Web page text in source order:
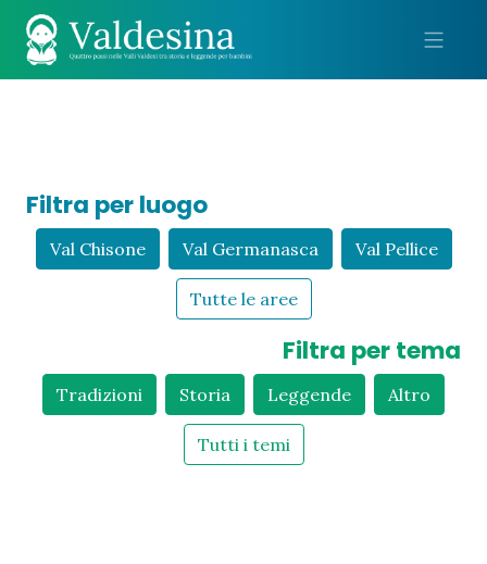
Filtra per luogo
Val Chisone Val Germanasca Val Pellice
Tutte le aree
Filtra per tema
Tradizioni Storia Leggende Altro
Tutti i temi